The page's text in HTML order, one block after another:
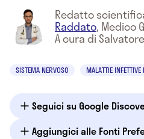
Redatto
Raddato, Medico
A cura di
SISTEMA NERVOSO MALATTIE INFETTIVE
Seguici su Google
Aggiungici alle Fonti